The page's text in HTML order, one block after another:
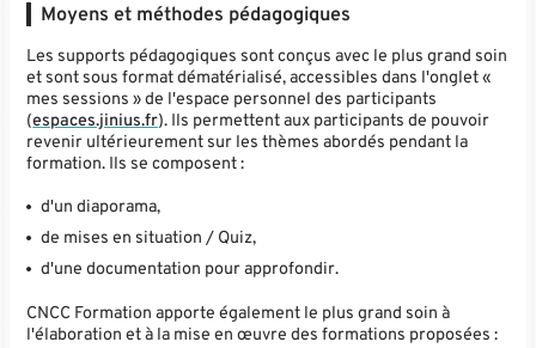
Moyens et méthodes pédagogiques
Les supports pédagogiques sont conçus avec le plus grand soin
et sont sous format dématérialisé, accessibles dans l'onglet «
mes sessions » de l'espace personnel des participants
(espaces.jinius.fr). Ils permettent aux participants de pouvoir
revenir ultérieurement sur les thèmes abordés pendant la
formation. Ils se composent :
d'un diaporama,
de mises en situation / Quiz,
d'une documentation pour approfondir.
CNCC Formation apporte également le plus grand soin à
l'élaboration et à la mise en œuvre des formations proposées :